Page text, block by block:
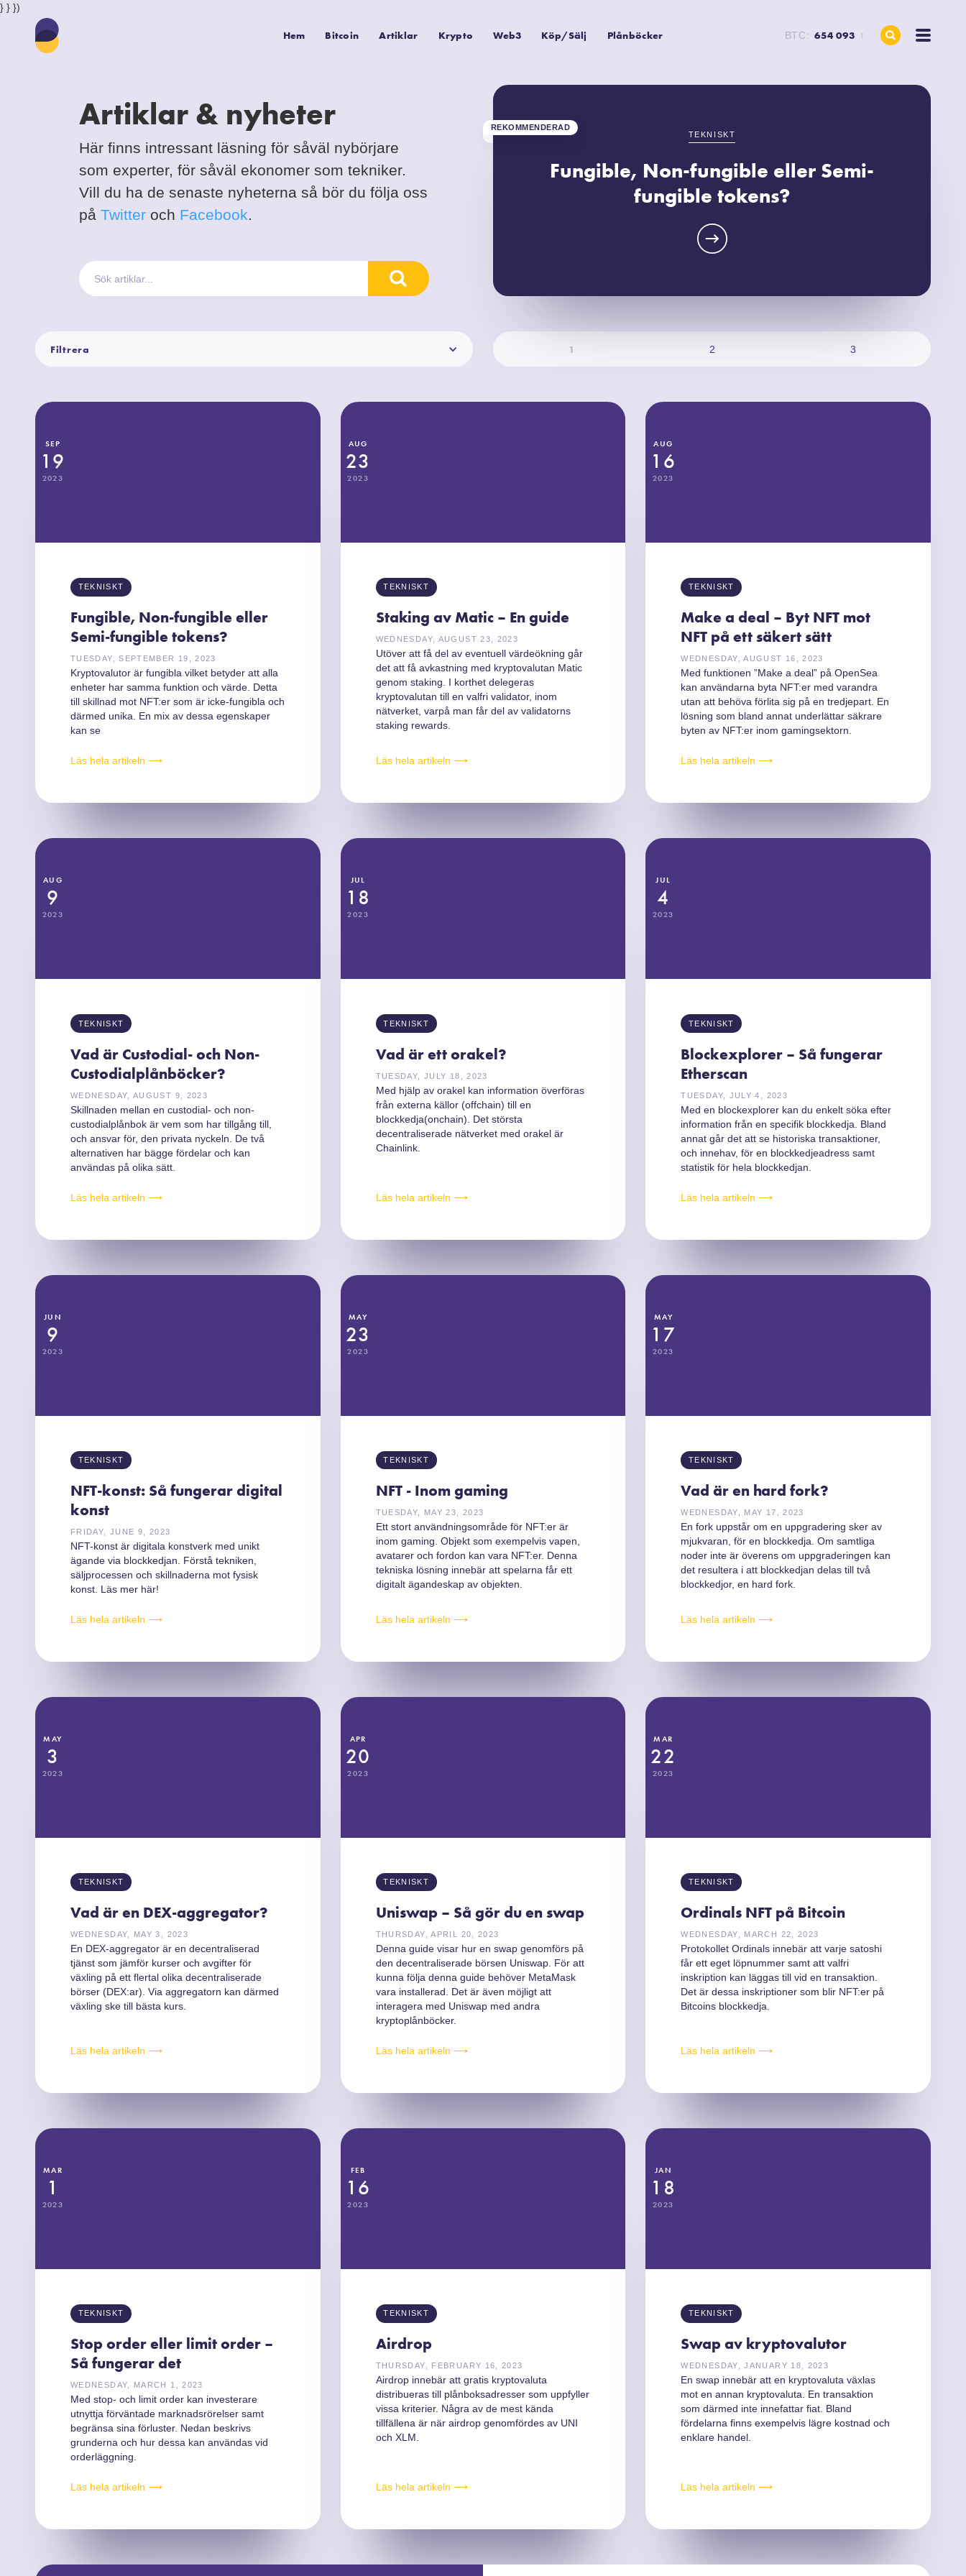
} } })
Hem Bitcoin Artiklar Krypto Web3 Köp/Sälj Plånböcker BTC: 654 093 ↑
Artiklar & nyheter
Här finns intressant läsning för såväl nybörjare
som experter, för såväl ekonomer som tekniker.
Vill du ha de senaste nyheterna så bör du följa oss
på Twitteroch Facebook.
REKOMMENDERAD
TEKNISKT
Fungible, Non-fungible eller Semi-
fungible tokens?
Kryptovalutor är fungibla vilket betyder att alla enheter har samma
funktion och värde. Detta till skillnad mot NFT:er som är icke-fungibla
Filtrera 1 2 3
SEP
19
2023
TEKNISKT
Fungible, Non-fungible eller
Semi-fungible tokens?
TUESDAY, SEPTEMBER 19, 2023
Kryptovalutor är fungibla vilket betyder att alla
enheter har samma funktion och värde. Detta
till skillnad mot NFT:er som är icke-fungibla och
därmed unika. En mix av dessa egenskaper
kan se
Läs hela artikeln ⟶
AUG
23
2023
TEKNISKT
Staking av Matic – En guide
WEDNESDAY, AUGUST 23, 2023
Utöver att få del av eventuell värdeökning går
det att få avkastning med kryptovalutan Matic
genom staking. I korthet delegeras
kryptovalutan till en valfri validator, inom
nätverket, varpå man får del av validatorns
staking rewards.
Läs hela artikeln ⟶
AUG
16
2023
TEKNISKT
Make a deal – Byt NFT mot
NFT på ett säkert sätt
WEDNESDAY, AUGUST 16, 2023
Med funktionen ”Make a deal” på OpenSea
kan användarna byta NFT:er med varandra
utan att behöva förlita sig på en tredjepart. En
lösning som bland annat underlättar säkrare
byten av NFT:er inom gamingsektorn.
Läs hela artikeln ⟶
AUG
9
2023
TEKNISKT
Vad är Custodial- och Non-
Custodialplånböcker?
WEDNESDAY, AUGUST 9, 2023
Skillnaden mellan en custodial- och non-
custodialplånbok är vem som har tillgång till,
och ansvar för, den privata nyckeln. De två
alternativen har bägge fördelar och kan
användas på olika sätt.
Läs hela artikeln ⟶
JUL
18
2023
TEKNISKT
Vad är ett orakel?
TUESDAY, JULY 18, 2023
Med hjälp av orakel kan information överföras
från externa källor (offchain) till en
blockkedja(onchain). Det största
decentraliserade nätverket med orakel är
Chainlink.
Läs hela artikeln ⟶
JUL
4
2023
TEKNISKT
Blockexplorer – Så fungerar
Etherscan
TUESDAY, JULY 4, 2023
Med en blockexplorer kan du enkelt söka efter
information från en specifik blockkedja. Bland
annat går det att se historiska transaktioner,
och innehav, för en blockkedjeadress samt
statistik för hela blockkedjan.
Läs hela artikeln ⟶
JUN
9
2023
TEKNISKT
NFT-konst: Så fungerar digital
konst
FRIDAY, JUNE 9, 2023
NFT-konst är digitala konstverk med unikt
ägande via blockkedjan. Förstå tekniken,
säljprocessen och skillnaderna mot fysisk
konst. Läs mer här!
Läs hela artikeln ⟶
MAY
23
2023
TEKNISKT
NFT - Inom gaming
TUESDAY, MAY 23, 2023
Ett stort användningsområde för NFT:er är
inom gaming. Objekt som exempelvis vapen,
avatarer och fordon kan vara NFT:er. Denna
tekniska lösning innebär att spelarna får ett
digitalt ägandeskap av objekten.
Läs hela artikeln ⟶
MAY
17
2023
TEKNISKT
Vad är en hard fork?
WEDNESDAY, MAY 17, 2023
En fork uppstår om en uppgradering sker av
mjukvaran, för en blockkedja. Om samtliga
noder inte är överens om uppgraderingen kan
det resultera i att blockkedjan delas till två
blockkedjor, en hard fork.
Läs hela artikeln ⟶
MAY
3
2023
TEKNISKT
Vad är en DEX-aggregator?
WEDNESDAY, MAY 3, 2023
En DEX-aggregator är en decentraliserad
tjänst som jämför kurser och avgifter för
växling på ett flertal olika decentraliserade
börser (DEX:ar). Via aggregatorn kan därmed
växling ske till bästa kurs.
Läs hela artikeln ⟶
APR
20
2023
TEKNISKT
Uniswap – Så gör du en swap
THURSDAY, APRIL 20, 2023
Denna guide visar hur en swap genomförs på
den decentraliserade börsen Uniswap. För att
kunna följa denna guide behöver MetaMask
vara installerad. Det är även möjligt att
interagera med Uniswap med andra
kryptoplånböcker.
Läs hela artikeln ⟶
MAR
22
2023
TEKNISKT
Ordinals NFT på Bitcoin
WEDNESDAY, MARCH 22, 2023
Protokollet Ordinals innebär att varje satoshi
får ett eget löpnummer samt att valfri
inskription kan läggas till vid en transaktion.
Det är dessa inskriptioner som blir NFT:er på
Bitcoins blockkedja.
Läs hela artikeln ⟶
MAR
1
2023
TEKNISKT
Stop order eller limit order –
Så fungerar det
WEDNESDAY, MARCH 1, 2023
Med stop- och limit order kan investerare
utnyttja förväntade marknadsrörelser samt
begränsa sina förluster. Nedan beskrivs
grunderna och hur dessa kan användas vid
orderläggning.
Läs hela artikeln ⟶
FEB
16
2023
TEKNISKT
Airdrop
THURSDAY, FEBRUARY 16, 2023
Airdrop innebär att gratis kryptovaluta
distribueras till plånboksadresser som uppfyller
vissa kriterier. Några av de mest kända
tillfällena är när airdrop genomfördes av UNI
och XLM.
Läs hela artikeln ⟶
JAN
18
2023
TEKNISKT
Swap av kryptovalutor
WEDNESDAY, JANUARY 18, 2023
En swap innebär att en kryptovaluta växlas
mot en annan kryptovaluta. En transaktion
som därmed inte innefattar fiat. Bland
fördelarna finns exempelvis lägre kostnad och
enklare handel.
Läs hela artikeln ⟶